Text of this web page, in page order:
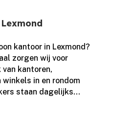
kantoor in Lexmond?
zorgen wij voor
kantoren,
in en rondom
staan dagelijks...